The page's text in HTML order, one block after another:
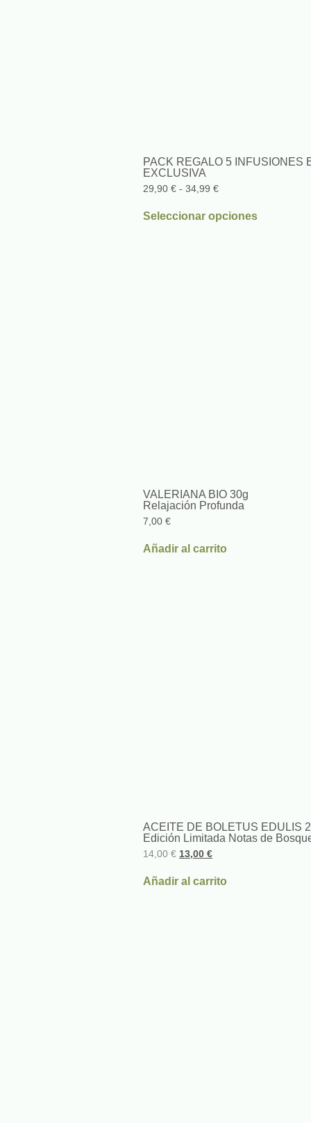
PACK REGALO 5 INFUSIONES
EXCLUSIVA
29,90 € - 34,99 €
Seleccionar opciones
VALERIANA BIO 30g
Relajación Profunda
7,00 €
Añadir al carrito
ACEITE DE BOLETUS EDULIS
Edición Limitada Notas de
14,00 € 13,00 €
Añadir al carrito